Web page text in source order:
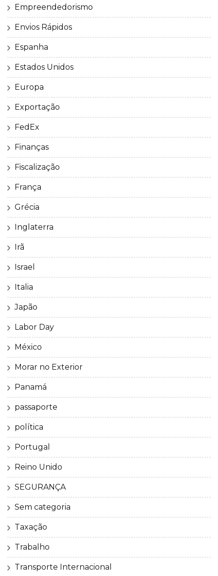
Empreendedorismo
Envios Rápidos
Espanha
Estados Unidos
Europa
Exportação
FedEx
Finanças
Fiscalização
França
Grécia
Inglaterra
Irã
Israel
Italia
Japão
Labor Day
México
Morar no Exterior
Panamá
passaporte
política
Portugal
Reino Unido
SEGURANÇA
Sem categoria
Taxação
Trabalho
Transporte Internacional